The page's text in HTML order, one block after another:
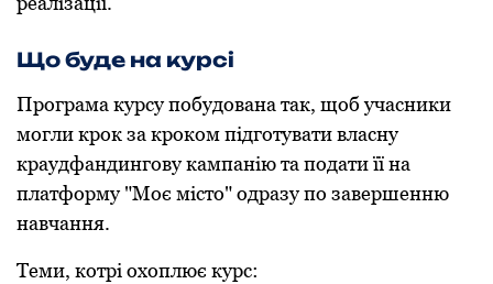
Що буде на курсі
Програма курсу побудована так, щоб учасники
могли крок за кроком підготувати власну
краудфандингову кампанію та подати її на
платформу "Моє місто" одразу по завершенню
навчання.
Теми, котрі охоплює курс: